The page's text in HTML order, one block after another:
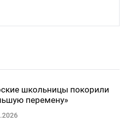
школьницы покорили
перемену»